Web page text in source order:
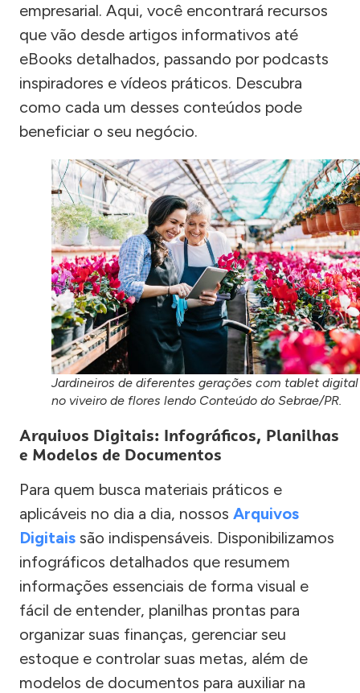
empresarial. Aqui, você encontrará recursos
que vão desde artigos informativos até
eBooks detalhados, passando por podcasts
inspiradores e vídeos práticos. Descubra
como cada um desses conteúdos pode
beneficiar o seu negócio.
Jardineiros de diferentes gerações com tablet digital
no viveiro de flores lendo Conteúdo do Sebrae/PR.
Arquivos Digitais: Infográficos, Planilhas
e Modelos de Documentos
Para quem busca materiais práticos e
aplicáveis no dia a dia, nossos Arquivos
Digitais são indispensáveis. Disponibilizamos
infográficos detalhados que resumem
informações essenciais de forma visual e
fácil de entender, planilhas prontas para
organizar suas finanças, gerenciar seu
estoque e controlar suas metas, além de
modelos de documentos para auxiliar na